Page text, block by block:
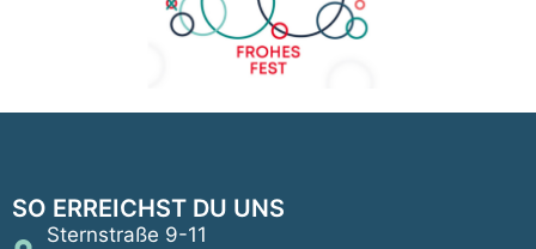
SO ERREICHST DU UNS
Sternstraße 9-11